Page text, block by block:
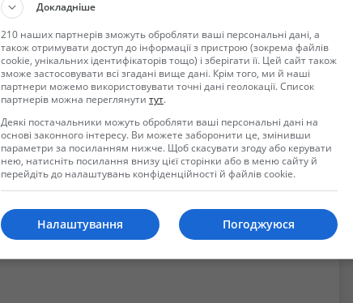
Докладніше
210 наших партнерів зможуть обробляти ваші персональні дані, а
також отримувати доступ до інформації з пристрою (зокрема файлів
cookie, унікальних ідентифікаторів тощо) і зберігати її. Цей сайт також
зможе застосовувати всі згадані вище дані. Крім того, ми й наші
партнери можемо використовувати точні дані геолокації. Список
партнерів можна переглянути тут.
Деякі постачальники можуть обробляти ваші персональні дані на
основі законного інтересу. Ви можете заборонити це, змінивши
параметри за посиланням нижче. Щоб скасувати згоду або керувати
нею, натисніть посилання внизу цієї сторінки або в меню сайту й
перейдіть до налаштувань конфіденційності й файлів cookie.
Погоджуюся
Налаштування